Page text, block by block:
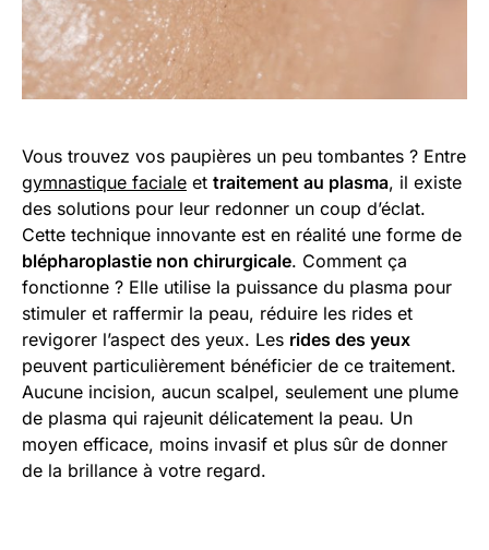
Vous trouvez vos paupières un peu tombantes ? Entre
gymnastique faciale et traitement au plasma, il existe
des solutions pour leur redonner un coup d’éclat.
Cette technique innovante est en réalité une forme de
blépharoplastie non chirurgicale. Comment ça
fonctionne ? Elle utilise la puissance du plasma pour
stimuler et raffermir la peau, réduire les rides et
revigorer l’aspect des yeux. Les rides des yeux
peuvent particulièrement bénéficier de ce traitement.
Aucune incision, aucun scalpel, seulement une plume
de plasma qui rajeunit délicatement la peau. Un
moyen efficace, moins invasif et plus sûr de donner
de la brillance à votre regard.